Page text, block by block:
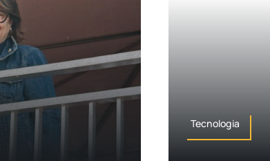
Tecnologia